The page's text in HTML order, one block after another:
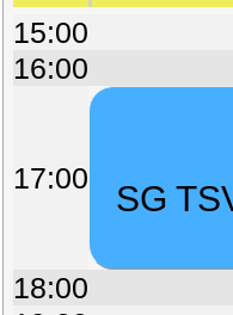
15:00
16:00
SG
17:00
18:00